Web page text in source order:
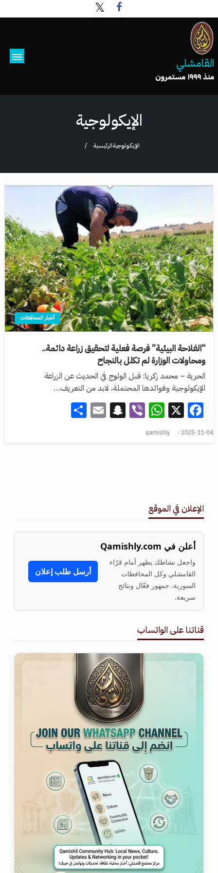
القامشلي
منذ ١٩٩٩ مستمرون
الإيكولوجية
الرئيسيةالإيكولوجية
أخبار المحافظات
“الفلاحة البيئية” فرصة فعلية لتحقيق زراعة دائمة..
ومحاولات الوزارة لم تكلل بالنجاح
الحرية – محمد زكريا: قبل الولوج في الحديث عن الزراعة
الإيكولوجية وفوائدها المحتملة، لابد من التعريف…
Facebook
X
WhatsApp
Viber
Snapchat
Email
2025-11-04
qamishly
الإعلان في الموقع
أعلن في Qamishly.com
واجعل نشاطك يظهر أمام قرّاء
القامشلي وكل المحافظات
السورية. جمهور فعّال ونتائج
سريعة.
أرسل طلب إعلان
قناتنا على الواتساب